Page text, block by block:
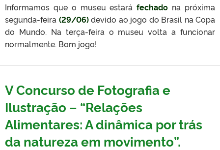
Informamos que o museu estaráfechado na próxima
segunda-feira (29/06)devido ao jogo do Brasil na Copa
do Mundo. Na terça-feira o museu volta a funcionar
normalmente. Bom jogo!
V Concurso de Fotografia e
Ilustração – “Relações
Alimentares: A dinâmica por trás
da natureza em movimento”.